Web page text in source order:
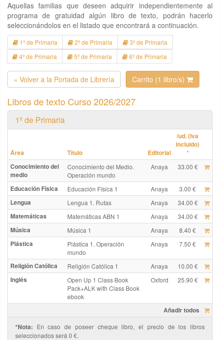
Aquellas familias que deseen adquirir independientemente al
programa de gratuidad algún libro de texto, podrán hacerlo
seleccionándolos en el listado que encontrará a continuación.
1º de Primaria 2º de Primaria
3º de Primaria
4º de Primaria
5º de Primaria 6º de Primaria
« Volver a la Portada de Librería Carrito (1 libro/s)
Libros de texto Curso 2026/2027
1º de Primaria
Área Título Editorial
/ud. (Iva
incluido)
*
Conocimiento del
medio
Conocimiento del Medio.
Operación mundo
Anaya 33.00 €
Educación Física Educación Física 1 Anaya 3.00 €
Lengua Lengua 1. Rutas Anaya 34.00 €
Matemáticas Matemáticas ABN 1 Anaya 34.00 €
Música Música 1 Anaya 8.40 €
Plástica
Plástica 1. Operación
mundo
Anaya 7.50 €
Religión Católica Religión Católica 1 Anaya 10.00 €
Inglés
Open Up 1 Class Book
Pack+ALK with Class Book
ebook
Oxford 25.90 €
Añadir todos
*Nota: En caso de poseer cheque libro, el precio de los libros
seleccionados será 0 €.